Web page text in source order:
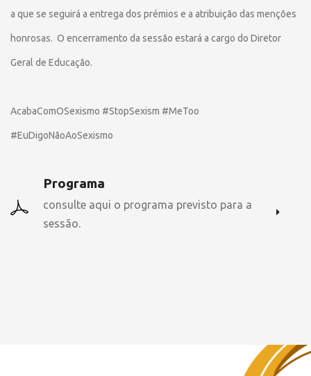
a que se seguirá a entrega dos prémios e a atribuição das menções
honrosas. O encerramento da sessão estará a cargo do Diretor
Geral de Educação.
AcabaComOSexismo #StopSexism #MeToo
#EuDigoNãoAoSexismo
Programa
consulte aqui o programa previsto para a
sessão.